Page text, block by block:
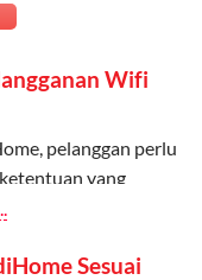
negeri.
anggota
Telkomsel One.
bisa langsung
Wifi
pelanggan perlu
yang
Sesuai